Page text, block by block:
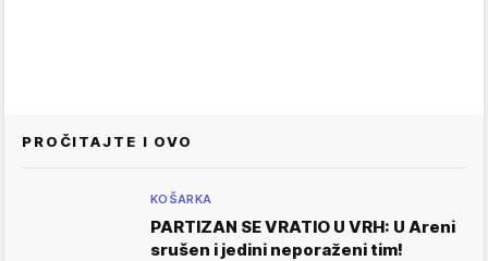
PROČITAJTE I OVO
KOŠARKA
PARTIZAN SE VRATIO U VRH: U Areni
srušen i jedini neporaženi tim!